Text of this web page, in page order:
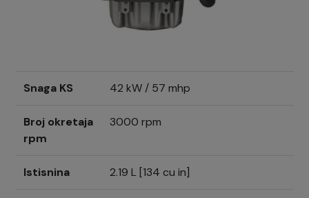
Snaga KS 42 kW / 57 mhp
Broj okretaja
rpm
3000 rpm
Istisnina 2.19 L [134 cu in]